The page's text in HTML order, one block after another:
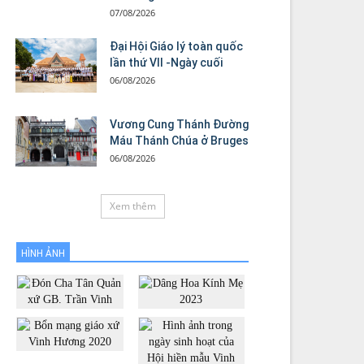
07/08/2026
Đại Hội Giáo lý toàn quốc
lần thứ VII -Ngày cuối
06/08/2026
Vương Cung Thánh Ðường
Máu Thánh Chúa ở Bruges
06/08/2026
Xem thêm
HÌNH ẢNH